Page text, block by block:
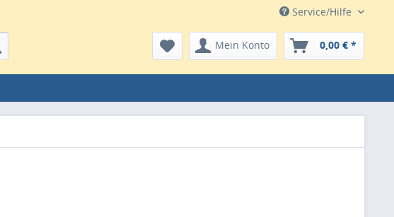
Service/Hilfe
Mein Konto 0,00 € *